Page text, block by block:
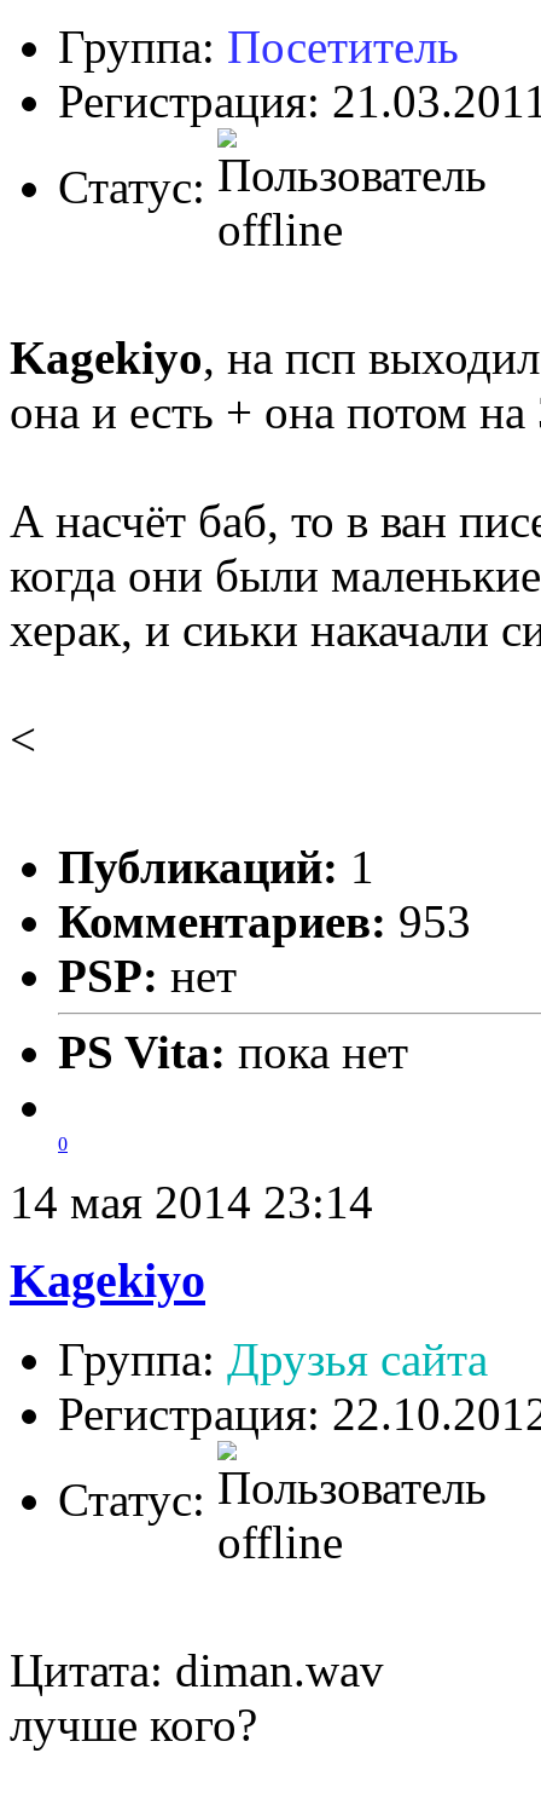
Группа: Посетитель
Регистрация:
Статус:
Kagekiyo, на псп
она и есть + она потом
А насчёт баб, то в ван
когда они были
херак, и сиьки накачали
<
Публикаций: 1
Комментариев: 953
PSP: нет
PS Vita: пока нет
0
14 мая 2014 23:14
Kagekiyo
Группа: Друзья сайта
Регистрация:
Статус:
Цитата: diman.wav
лучше кого?